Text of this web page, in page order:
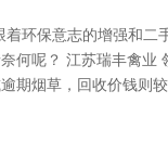
环保意志的增强和
何呢？ 江苏瑞丰禽
期烟草，回收价钱则